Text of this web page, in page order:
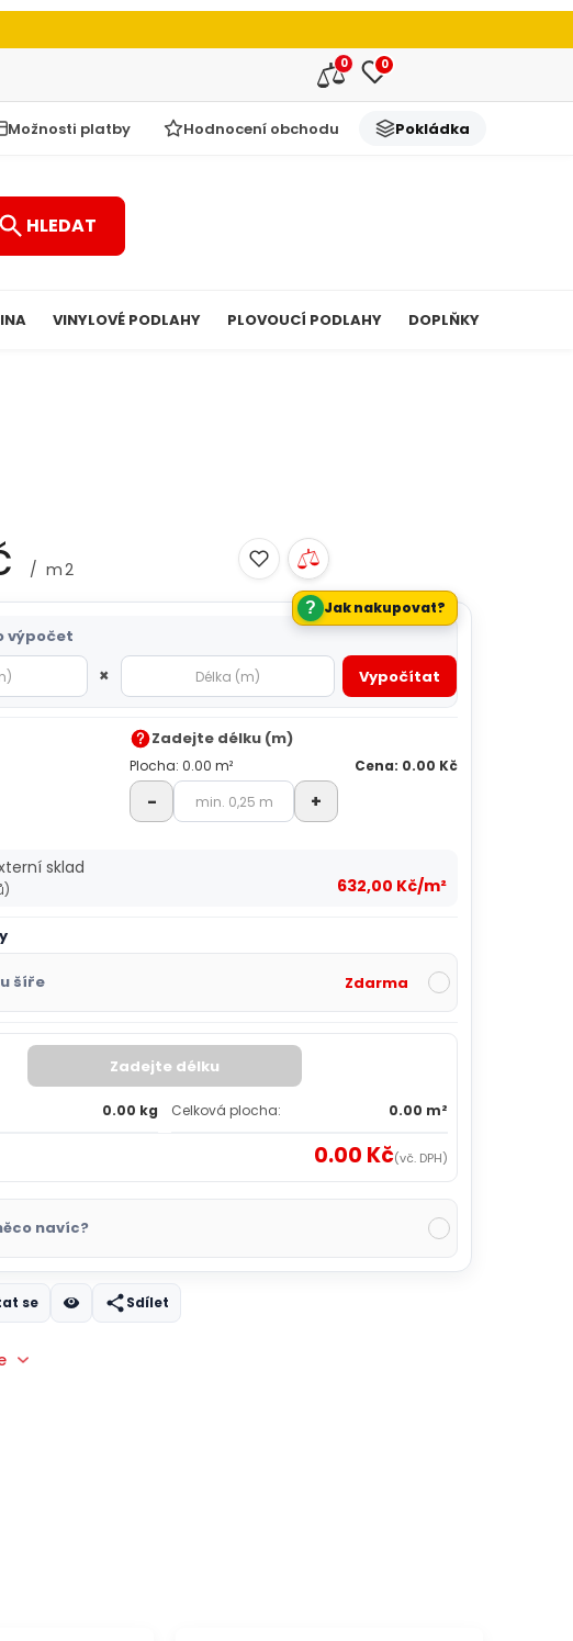
0 0
Možnosti platby Hodnocení obchodu Pokládka
HLEDAT
VINYLOVÉ PODLAHY PLOVOUCÍ PODLAHY DOPLŇKY
/ m2
výpočet
× Vypočítat
Zadejte délku (m)
Plocha: 0.00 m² Cena: 0.00 Kč
- +
sklad
632,00 Kč/m²
šíře Zdarma
0.00 kg Celková plocha: 0.00 m²
0.00 Kč(vč. DPH)
Zadejte délku
navíc?
? Jak nakupovat?
se Sdílet